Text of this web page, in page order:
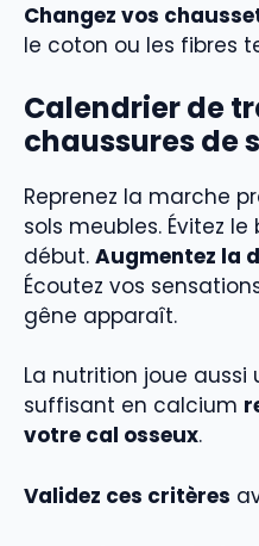
Changez vos
le coton ou les fibres
Calendrier de
chaussures de
Reprenez la marche
sols meubles. Évitez
début. Augmentez la
Écoutez vos
gêne apparaît.
La nutrition joue aussi
suffisant en calcium
votre cal osseux.
Validez ces critères